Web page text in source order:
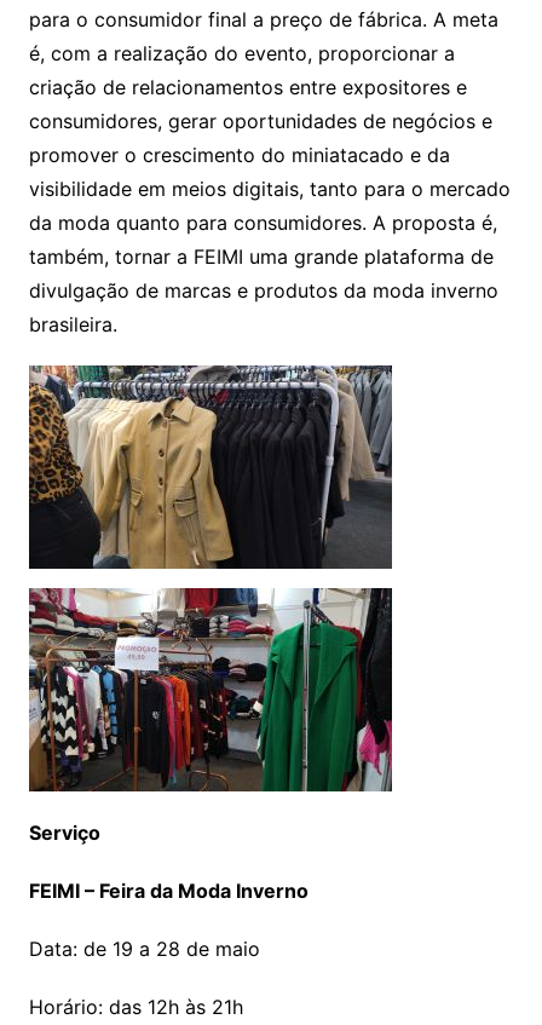
para o consumidor final a preço de fábrica. A meta
é, com a realização do evento, proporcionar a
criação de relacionamentos entre expositores e
consumidores, gerar oportunidades de negócios e
promover o crescimento do miniatacado e da
visibilidade em meios digitais, tanto para o mercado
da moda quanto para consumidores. A proposta é,
também, tornar a FEIMI uma grande plataforma de
divulgação de marcas e produtos da moda inverno
brasileira.
Serviço
FEIMI – Feira da Moda Inverno
Data: de 19 a 28 de maio
Horário: das 12h às 21h